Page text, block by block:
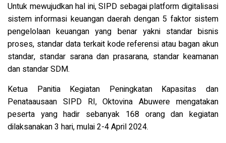
Untuk mewujudkan hal ini, SIPD sebagai platform digitalisasi
sistem informasi keuangan daerah dengan 5 faktor sistem
pengelolaan keuangan yang benar yakni standar bisnis
proses, standar data terkait kode referensi atau bagan akun
standar, standar sarana dan prasarana, standar keamanan
dan standar SDM.
Ketua Panitia Kegiatan Peningkatan Kapasitas dan
Penataausaan SIPD RI, Oktovina Abuwere mengatakan
peserta yang hadir sebanyak 168 orang dan kegiatan
dilaksanakan 3 hari, mulai 2-4 April 2024.